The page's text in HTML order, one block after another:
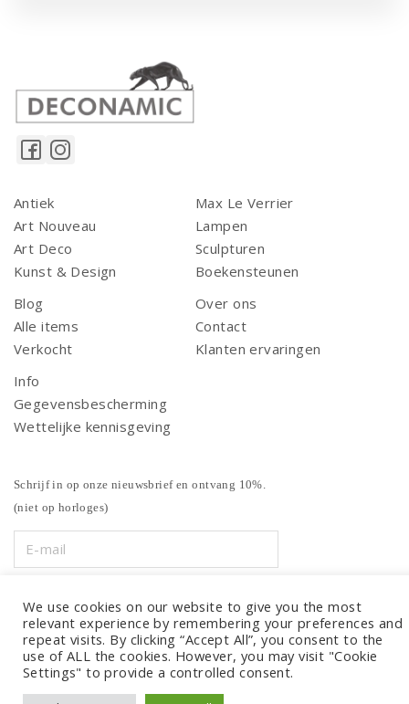
Antiek
Art Nouveau
Art Deco
Kunst & Design
Max Le Verrier
Lampen
Sculpturen
Boekensteunen
Blog
Alle items
Verkocht
Over ons
Contact
Klanten ervaringen
Info
Gegevensbescherming
Wettelijke kennisgeving
Schrijf in op onze nieuwsbrief en ontvang 10%.
(niet op horloges)
We use cookies on our website to give you the most
relevant experience by remembering your preferences and
repeat visits. By clicking “Accept All”, you consent to the
use of ALL the cookies. However, you may visit "Cookie
Settings" to provide a controlled consent.